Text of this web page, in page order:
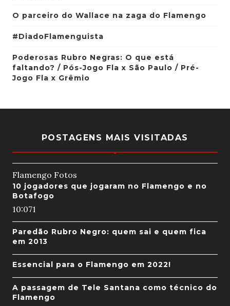
O parceiro do Wallace na zaga do Flamengo
#DiadoFlamenguista
Poderosas Rubro Negras: O que está
faltando? / Pós-Jogo Fla x São Paulo / Pré-
Jogo Fla x Grêmio
POSTAGENS MAIS VISITADAS
Flamengo Fotos
10 jogadores que jogaram no Flamengo e no
Botafogo
10:071
Paredão Rubro Negro: quem sai e quem fica
em 2013
Essencial para o Flamengo em 2022!
A passagem de Tele Santana como técnico do
Flamengo